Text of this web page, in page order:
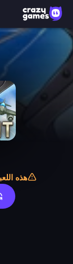
هذه